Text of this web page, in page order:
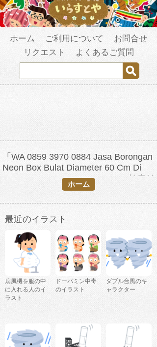
ホーム ご利用について
お問合せ
リクエスト
よくあるご質問
「WA 0859 3970 0884 Jasa Borongan
Neon Box Bulat Diameter 60 Cm Di
Gondokusuman Yogyakarta」の検索結
ホーム
最近のイラスト
扇風機を服の中
に入れる人のイ
ラスト
ドーパミン中毒
のイラスト
ダブル台風のキ
ャラクター